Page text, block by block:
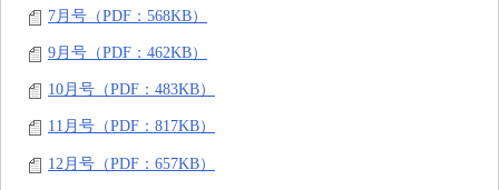
7月号（PDF：568KB）
9月号（PDF：462KB）
10月号（PDF：483KB）
11月号（PDF：817KB）
12月号（PDF：657KB）